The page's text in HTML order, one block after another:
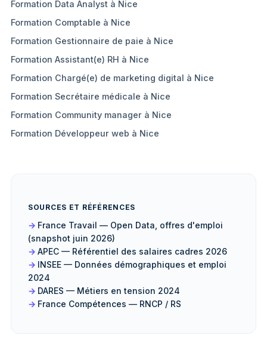
Formation Data Analyst à Nice
Formation Comptable à Nice
Formation Gestionnaire de paie à Nice
Formation Assistant(e) RH à Nice
Formation Chargé(e) de marketing digital à Nice
Formation Secrétaire médicale à Nice
Formation Community manager à Nice
Formation Développeur web à Nice
SOURCES ET RÉFÉRENCES
France Travail — Open Data, offres d'emploi
(snapshot juin 2026)
APEC — Référentiel des salaires cadres 2026
INSEE — Données démographiques et emploi
2024
DARES — Métiers en tension 2024
France Compétences — RNCP / RS